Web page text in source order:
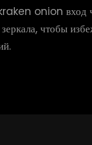
onion вход
чтобы